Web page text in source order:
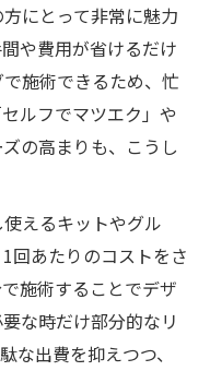
にとって非常に魅力
や費用が省けるだけ
施術できるため、忙
ルフでマツエク」や
の高まりも、こうし
えるキットやグル
回あたりのコストをさ
施術することでデザ
な時だけ部分的なリ
な出費を抑えつつ、